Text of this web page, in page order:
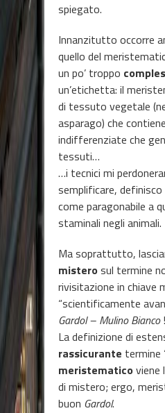
spiegato.
Innanzitutto occorre
quello del
un po’ troppo
un’etichetta: il
di tessuto vegetale
asparago) che
indifferenziate che
tessuti…
…i tecnici mi
semplificare,
come paragonabile a
staminali negli animali.
Ma soprattutto,
mistero sul termine
rivisitazione in chiave
“scientificamente
Gardol – Mulino Bianco!
La definizione di
rassicurante termine
meristematico viene
di mistero; ergo,
buon Gardol.